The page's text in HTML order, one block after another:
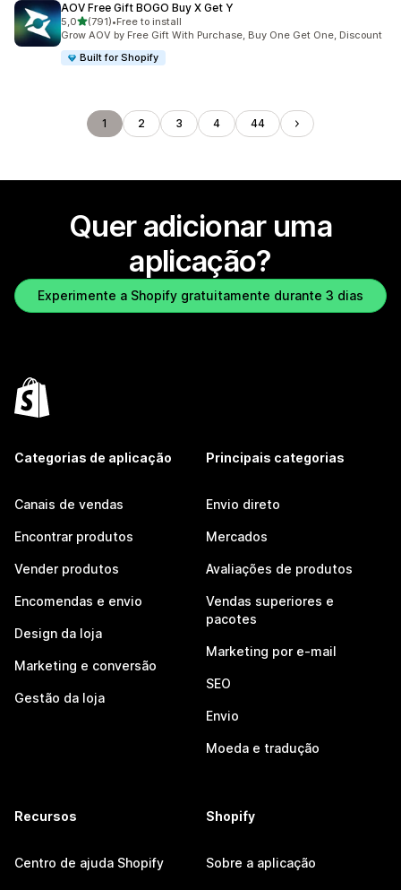
AOV Free Gift BOGO Buy X Get Y
5,0de 5 estrelas
(791)
791 total de avaliações
•Free to install
Grow AOV by Free Gift With Purchase, Buy One Get One, Discount
Built for Shopify
1 2 3 4 44
Quer adicionar uma
aplicação?
Experimente a Shopify gratuitamente durante 3 dias
Categorias de aplicação
Canais de vendas
Encontrar produtos
Vender produtos
Encomendas e envio
Design da loja
Marketing e conversão
Gestão da loja
Principais categorias
Envio direto
Mercados
Avaliações de produtos
Vendas superiores e
pacotes
Marketing por e-mail
SEO
Envio
Moeda e tradução
Recursos
Centro de ajuda Shopify
Shopify
Sobre a aplicação